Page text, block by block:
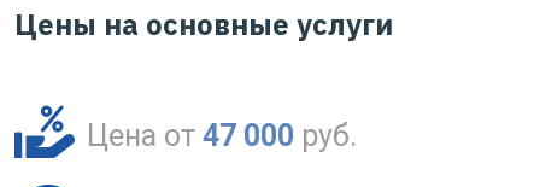
Цены на основные услуги
Цена от 47 000 руб.